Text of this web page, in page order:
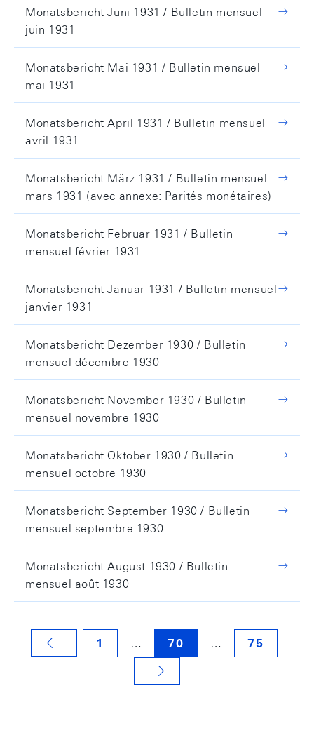
Monatsbericht Juni 1931 / Bulletin mensuel
juin 1931
Monatsbericht Mai 1931 / Bulletin mensuel
mai 1931
Monatsbericht April 1931 / Bulletin mensuel
avril 1931
Monatsbericht März 1931 / Bulletin mensuel
mars 1931 (avec annexe: Parités monétaires)
Monatsbericht Februar 1931 / Bulletin
mensuel février 1931
Monatsbericht Januar 1931 / Bulletin mensuel
janvier 1931
Monatsbericht Dezember 1930 / Bulletin
mensuel décembre 1930
Monatsbericht November 1930 / Bulletin
mensuel novembre 1930
Monatsbericht Oktober 1930 / Bulletin
mensuel octobre 1930
Monatsbericht September 1930 / Bulletin
mensuel septembre 1930
Monatsbericht August 1930 / Bulletin
mensuel août 1930
1 70 75